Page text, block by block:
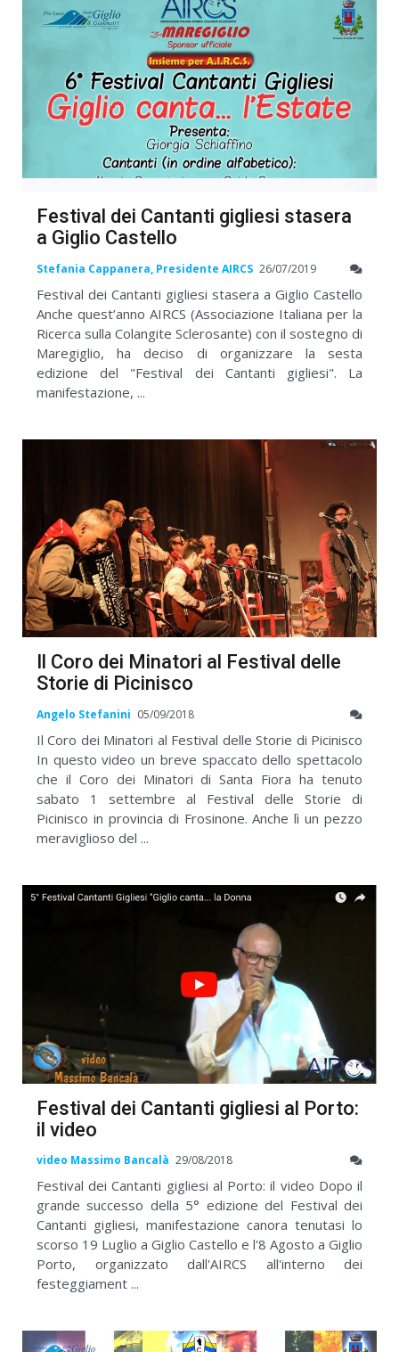
Festival dei Cantanti gigliesi stasera
a Giglio Castello
Stefania Cappanera, Presidente AIRCS 26/07/2019
Festival dei Cantanti gigliesi stasera a Giglio Castello
Anche quest’anno AIRCS (Associazione Italiana per la
Ricerca sulla Colangite Sclerosante) con il sostegno di
Maregiglio, ha deciso di organizzare la sesta
edizione del "Festival dei Cantanti gigliesi". La
manifestazione, ...
Il Coro dei Minatori al Festival delle
Storie di Picinisco
Angelo Stefanini 05/09/2018
Il Coro dei Minatori al Festival delle Storie di Picinisco
In questo video un breve spaccato dello spettacolo
che il Coro dei Minatori di Santa Fiora ha tenuto
sabato 1 settembre al Festival delle Storie di
Picinisco in provincia di Frosinone. Anche lì un pezzo
meraviglioso del ...
Festival dei Cantanti gigliesi al Porto:
il video
video Massimo Bancalà 29/08/2018
Festival dei Cantanti gigliesi al Porto: il video Dopo il
grande successo della 5° edizione del Festival dei
Cantanti gigliesi, manifestazione canora tenutasi lo
scorso 19 Luglio a Giglio Castello e l'8 Agosto a Giglio
Porto, organizzato dall'AIRCS all'interno dei
festeggiament ...